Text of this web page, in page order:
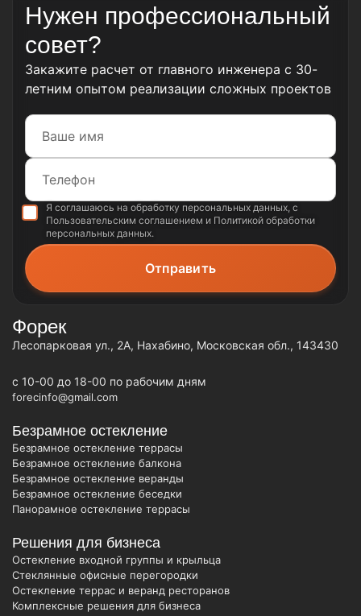
Нужен профессиональный
совет?
Закажите расчет от главного инженера с 30-
летним опытом реализации сложных проектов
Я соглашаюсь на обработку персональных данных, с
Пользовательским соглашением и Политикой обработки
персональных данных.
Безрамное остекление
Безрамное остекление террасы
Безрамное остекление балкона
Безрамное остекление веранды
Безрамное остекление беседки
Панорамное остекление террасы
Решения для бизнеса
Остекление входной группы и крыльца
Стеклянные офисные перегородки
Остекление террас и веранд ресторанов
Комплексные решения для бизнеса
Форек
Лесопарковая ул., 2А, Нахабино, Московская обл., 143430
c 10-00 до 18-00 по рабочим дням
forecinfo@gmail.com